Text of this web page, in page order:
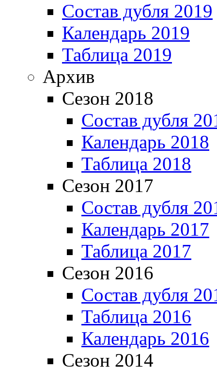
Состав дубля 2019
Календарь 2019
Таблица 2019
Архив
Сезон 2018
Состав дубля
Календарь 2018
Таблица 2018
Сезон 2017
Состав дубля
Календарь 2017
Таблица 2017
Сезон 2016
Состав дубля
Таблица 2016
Календарь 2016
Сезон 2014